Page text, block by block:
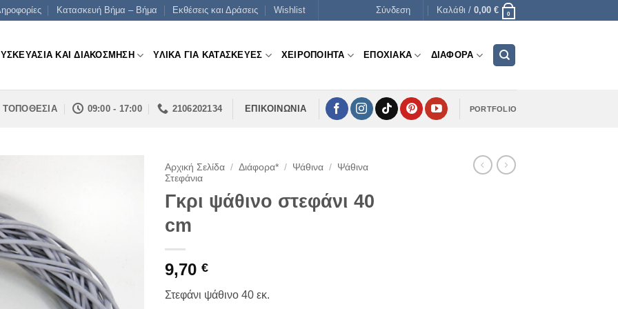
Κατασκευή Βήμα – Βήμα Εκθέσεις και Δράσεις Wishlist Σύνδεση Καλάθι / 0,00 € 0
ΚΑΙ ΔΙΑΚΟΣΜΗΣΗ ΥΛΙΚΑ ΓΙΑ ΚΑΤΑΣΚΕΥΕΣ ΧΕΙΡΟΠΟΙΗΤΑ ΕΠΟΧΙΑΚΑ ΔΙΑΦΟΡΑ
ΤΟΠΟΘΕΣΙΑ 09:00 - 17:00 2106202134 ΕΠΙΚΟΙΝΩΝΙΑ PORTFOLIO
Αρχική Σελίδα / Διάφορα* / Ψάθινα / Ψάθινα
Στεφάνια
Γκρι ψάθινο στεφάνι 40
cm
9,70 €
Στεφάνι ψάθινο 40 εκ.